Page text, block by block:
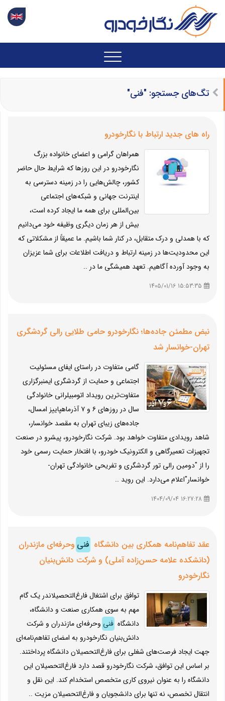
تگ‌های جستجو: "فنی"
راه های جدید ارتباط با نگارخودرو
همراهان گرامی و اعضای خانواده بزرگ
نگارخودرو در این روزها که شرایط حال حاضر
کشور، چالش‌هایی را در زمینه دسترسی به
اینترنت جهانی و شبکه‌های اجتماعی
بین‌المللی برای همه ما ایجاد کرده است،
بیش از هر زمان دیگری وظیفه خود می‌دانیم
که با همدلی و درک متقابل، در کنار شما باشیم. ما عمیقاً از مشکلاتی که
این محدودیت‌ها در زمینه ارتباط و دریافت اطلاعات برای شما عزیزان
به وجود آورده آگاهیم. تعهد همیشگی ما در ..
نبض مطمئن جاده‌ها؛ نگارخودرو حامی طلایی رالی گردشگری
تهران-خوانسار شد
گامی متفاوت در راستای ایفای مسئولیت
اجتماعی و حمایت از گردشگری ایمنبرگزاری
متفاوت‌ترین رویداد اتومبیلرانی خانوادگی
سال در روزهای ۶ و ۷ آذرماهپاییز امسال،
جاده‌های زیبای تهران به مقصد خوانسار،
شاهد رویدادی متفاوت خواهد بود. شرکت نگارخودرو، پیشرو در صنعت
تجهیزات تعمیرگاهی و الکترونیک خودرو، با افتخار حمایت رسمی خود
را از "دومین رالی تور گردشگری و تفریحی خانوادگی تهران-
خوانسار"اعلام می‌دارد. این روید ..
عقد تفاهم‌نامه همکاری بین دانشگاه فنی ‌و‌حرفه‌ای مازندران‌
(دانشکده علامه حسن‌زاده آملی) و شرکت دانش‌بنیان
نگارخودرو
توافق برای اشتغال فارغ‌التحصیلاندر یک گام
مهم به سوی همکاری صنعت و دانشگاه،
دانشگاه فنی ‌و‌حرفه‌ای مازندران و شرکت
دانش‌بنیان نگارخودرو به امضای تفاهم‌نامه‌ای
جهت ایجاد فرصت‌های شغلی برای فارغ‌التحصیلان دانشگاه پرداختند.
بر اساس این توافق، شرکت نگارخودرو قصد دارد فارغ‌التحصیلان این
دانشگاه را به عنوان نیروی کاری متخصص استخدام کند. این نقل و
انتقال تخصص، نه تنها برای دانشجویان و فارغ‌التحصیلان مزیت‌ ..